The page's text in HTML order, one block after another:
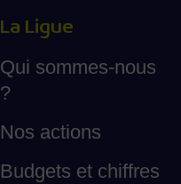
La Ligue
Qui sommes-nous
?
Nos actions
Budgets et chiffres